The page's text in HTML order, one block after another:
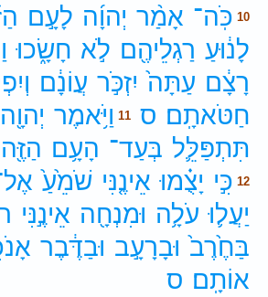
10 כֹּֽה־ אָמַ֨ר יְהוָ֜ה לָעָ֣ם
לָנ֔וּעַ רַגְלֵיהֶ֖ם לֹ֣א חָשָׂ֑כוּ
רָצָ֔ם עַתָּה֙ יִזְכֹּ֣ר עֲוֹנָ֔ם
חַטֹּאתָֽם׃ ס 11 וַיֹּ֥אמֶר יְהוָ֖ה
תִּתְפַּלֵּ֛ל בְּעַד־ הָעָ֥ם הַזֶּ֖ה
12 כִּ֣י יָצֻ֗מוּ אֵינֶ֤נִּי שֹׁמֵ֙עַ֙
יַעֲל֛וּ עֹלָ֥ה וּמִנְחָ֖ה אֵינֶ֣נִּי
בַּחֶ֙רֶב֙ וּבָרָעָ֣ב וּבַדֶּ֔בֶר
אוֹתָֽם׃ ס